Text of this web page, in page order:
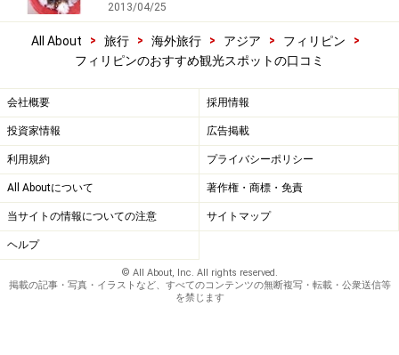
2013/04/25
All About > 旅行 > 海外旅行 > アジア > フィリピン
>
フィリピンのおすすめ観光スポットの口コミ
会社概要 採用情報
投資家情報 広告掲載
利用規約 プライバシーポリシー
All Aboutについて 著作権・商標・免責
当サイトの情報についての注意 サイトマップ
ヘルプ
© All About, Inc. All rights reserved.
掲載の記事・写真・イラストなど、すべてのコンテンツの無断複写・転載・公衆送信等
を禁じます